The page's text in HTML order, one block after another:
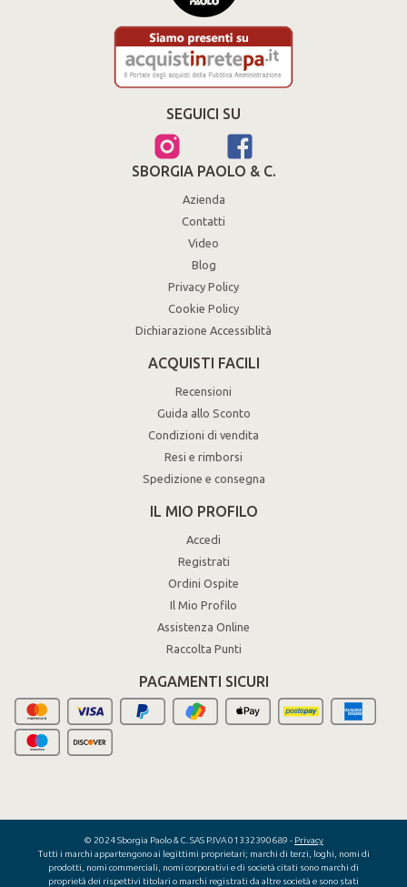
SEGUICI SU
SBORGIA PAOLO & C.
Azienda
Contatti
Video
Blog
Privacy Policy
Cookie Policy
Dichiarazione Accessiblità
ACQUISTI FACILI
Recensioni
Guida allo Sconto
Condizioni di vendita
Resi e rimborsi
Spedizione e consegna
IL MIO PROFILO
Accedi
Registrati
Ordini Ospite
Il Mio Profilo
Assistenza Online
Raccolta Punti
PAGAMENTI SICURI
© 2024 Sborgia Paolo & C. SAS P.IVA 01332390689 - Privacy
Tutti i marchi appartengono ai legittimi proprietari; marchi di terzi, loghi, nomi di
prodotti, nomi commerciali, nomi corporativi e di società citati sono marchi di
proprietà dei rispettivi titolari o marchi registrati da altre società e sono stati